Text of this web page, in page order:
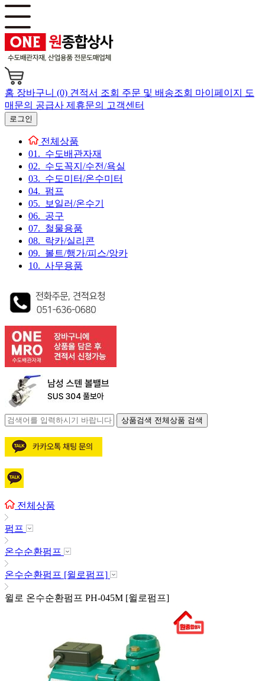
홈 장바구니 (0) 견적서 조회 주문 및 배송조회 마이페이지
도
매문의 공급사 제휴문의 고객센터
로그인
전체상품
01. 수도배관자재
02. 수도꼭지/수전/욕실
03. 수도미터/온수미터
04. 펌프
05. 보일러/온수기
06. 공구
07. 철물용품
08. 락카/실리콘
09. 볼트/행가/피스/앙카
10. 사무용품
상품검색 전체상품 검색
전체상품
펌프
온수순환펌프
온수순환펌프 [윌로펌프]
윌로 온수순환펌프 PH-045M [윌로펌프]